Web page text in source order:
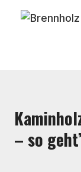
– so